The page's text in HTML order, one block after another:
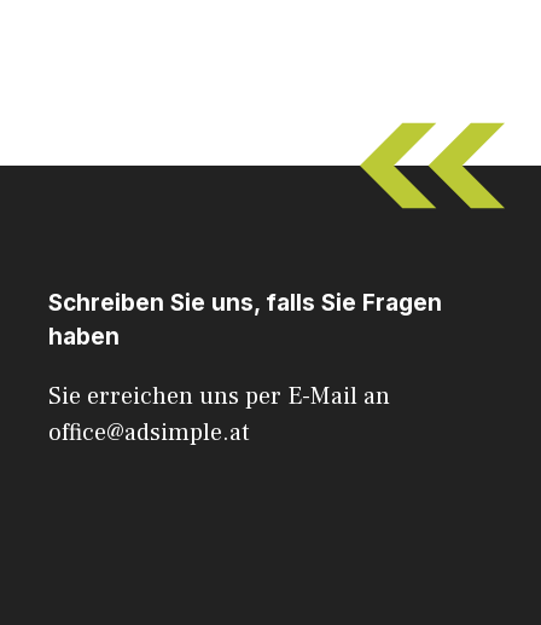
Schreiben Sie uns, falls Sie Fragen
haben
Sie erreichen uns per E-Mail an
office@adsimple.at